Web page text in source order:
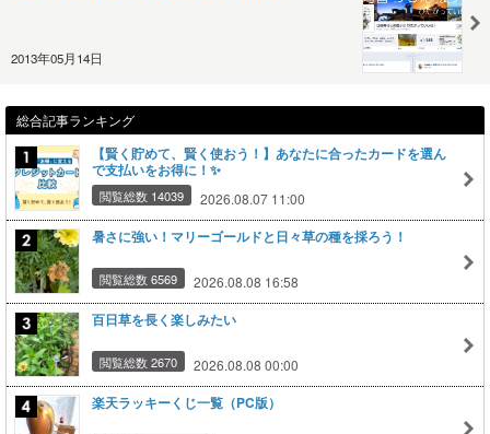
2013年05月14日
総合記事ランキング
【賢く貯めて、賢く使おう！】あなたに合ったカードを選ん
で支払いをお得に！✨
閲覧総数 14039 2026.08.07 11:00
暑さに強い！マリーゴールドと日々草の種を採ろう！
閲覧総数 6569 2026.08.08 16:58
百日草を長く楽しみたい
閲覧総数 2670 2026.08.08 00:00
楽天ラッキーくじ一覧（PC版）